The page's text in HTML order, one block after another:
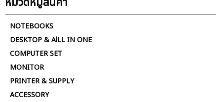
NOTEBOOKS
DESKTOP & AlLL IN ONE
COMPUTER SET
MONITOR
PRINTER & SUPPLY
ACCESSORY